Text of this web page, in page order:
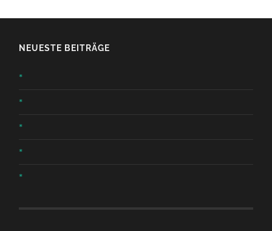
NEUESTE BEITRÄGE
*
*
*
*
*